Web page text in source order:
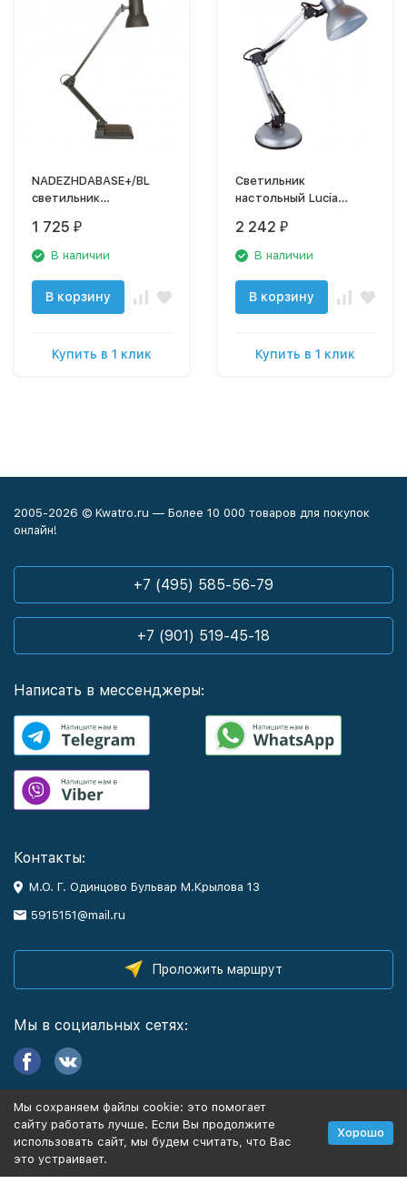
NADEZHDABASE+/BL
cветильник
1 725 ₽
В наличии
В корзину
Купить в 1 клик
Светильник
настольный Lucia
2 242 ₽
В наличии
В корзину
Купить в 1 клик
2005-2026 © Kwatro.ru — Более 10 000 товаров для покупок
онлайн!
+7 (495) 585-56-79
+7 (901) 519-45-18
Написать в мессенджеры:
Контакты:
М.О. Г. Одинцово Бульвар М.Крылова 13
5915151@mail.ru
Проложить маршрут
Мы в социальных сетях:
Информация
Политика персональных данных
Мы сохраняем файлы cookie: это помогает
сайту работать лучше. Если Вы продолжите
использовать сайт, мы будем считать, что Вас
это устраивает.
Хорошо